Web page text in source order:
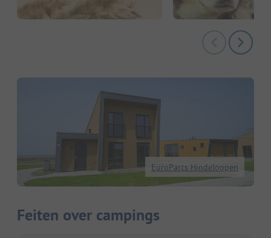
EuroParcs Hindeloopen
Feiten over campings